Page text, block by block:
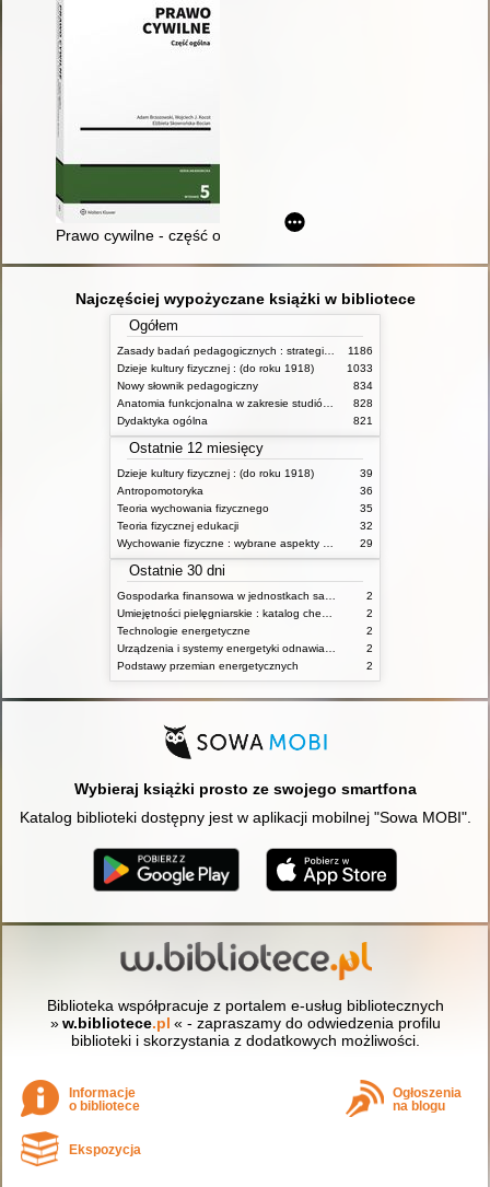
Prawo cywilne - część ogólna
Najczęściej wypożyczane książki w bibliotece
Ogółem
1186
Dzieje kultury fizycznej : (do roku 1918)
1033
Nowy słownik pedagogiczny
834
828
Dydaktyka ogólna
821
Ostatnie 12 miesięcy
Dzieje kultury fizycznej : (do roku 1918)
39
Antropomotoryka
36
Teoria wychowania fizycznego
35
Teoria fizycznej edukacji
32
29
Ostatnie 30 dni
2
2
Technologie energetyczne
2
2
Podstawy przemian energetycznych
2
Wybieraj książki prosto ze swojego smartfona
Katalog biblioteki dostępny jest w aplikacji mobilnej "Sowa MOBI".
Biblioteka współpracuje z portalem e-usług bibliotecznych
» w.bibliotece.pl « - zapraszamy do odwiedzenia profilu
biblioteki i skorzystania z dodatkowych możliwości.
Informacje
o bibliotece
Ogłoszenia
na blogu
Ekspozycja